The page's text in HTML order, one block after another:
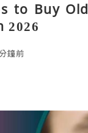
to Buy
2026
鐘前